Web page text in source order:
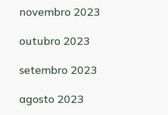
novembro 2023
outubro 2023
setembro 2023
agosto 2023